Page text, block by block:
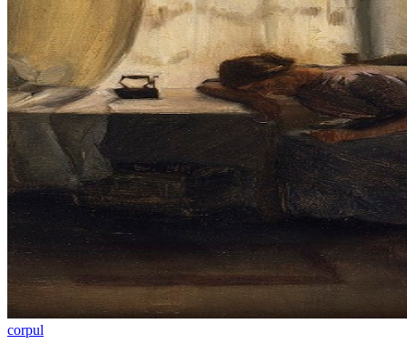
corpul